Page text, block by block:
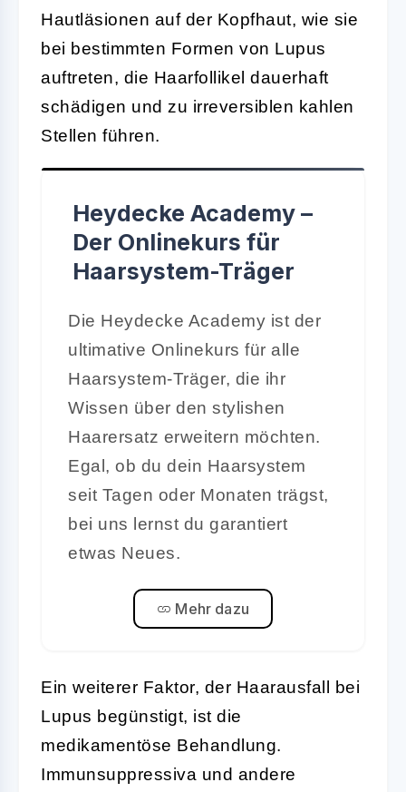
Hautläsionen auf der Kopfhaut, wie sie
bei bestimmten Formen von Lupus
auftreten, die Haarfollikel dauerhaft
schädigen und zu irreversiblen kahlen
Stellen führen.
Heydecke Academy –
Der Onlinekurs für
Haarsystem-Träger
Die Heydecke Academy ist der
ultimative Onlinekurs für alle
Haarsystem-Träger, die ihr
Wissen über den stylishen
Haarersatz erweitern möchten.
Egal, ob du dein Haarsystem
seit Tagen oder Monaten trägst,
bei uns lernst du garantiert
etwas Neues.
Mehr dazu
Ein weiterer Faktor, der Haarausfall bei
Lupus begünstigt, ist die
medikamentöse Behandlung.
Immunsuppressiva und andere